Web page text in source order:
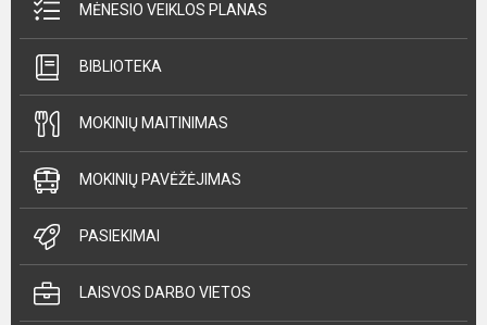
MĖNESIO VEIKLOS PLANAS
BIBLIOTEKA
MOKINIŲ MAITINIMAS
MOKINIŲ PAVĖŽĖJIMAS
PASIEKIMAI
LAISVOS DARBO VIETOS